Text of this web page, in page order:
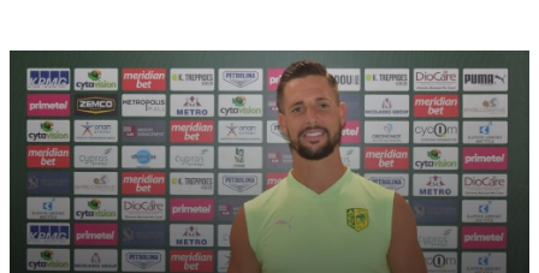
να λύσει το συμβόλαιό του, ώστε να μετακομίσει
ελεύθερα σε οποιαδήποτε νέα ομάδα το τρέχον
καλοκαίρι.